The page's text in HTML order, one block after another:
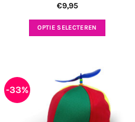
€9,95
OPTIE SELECTEREN
meerdere
variaties.
-33%